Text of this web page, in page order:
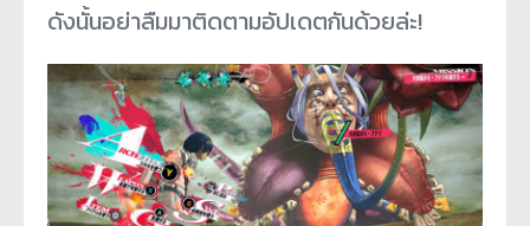
ดังนั้นอย่าลืมมาติดตามอัปเดตกันด้วยล่ะ!